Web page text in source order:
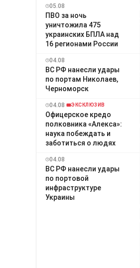
05.08
ПВО за ночь
уничтожила 475
украинских БПЛА над
16 регионами России
04.08
ВС РФ нанесли удары
по портам Николаев,
Черноморск
04.08 ЭКСКЛЮЗИВ
Офицерское кредо
полковника «Алекса»:
наука побеждать и
заботиться о людях
04.08
ВС РФ нанесли удары
по портовой
инфраструктуре
Украины